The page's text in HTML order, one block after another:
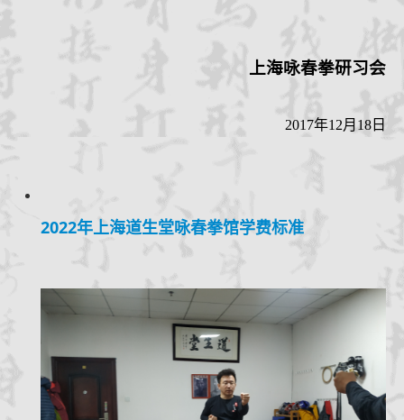
上海咏春拳研习会
2017年12月 18 日
2022年上海道生堂咏春拳馆学费标准